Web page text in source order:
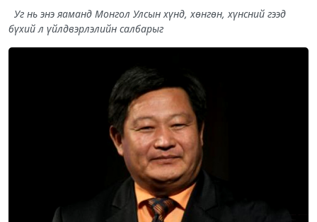
бүхий л үйлдвэрлэлийн салбарыг